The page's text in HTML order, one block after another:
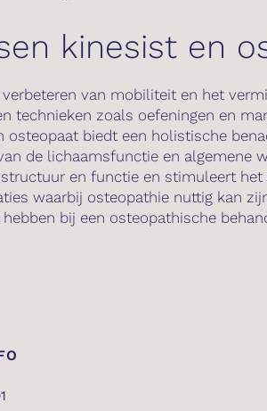
kinesist en
van mobiliteit en het
technieken zoals oefeningen en
osteopaat biedt een holistische
de lichaamsfunctie en algemene
en functie en stimuleert
waarbij osteopathie nuttig kan
bij een osteopathische